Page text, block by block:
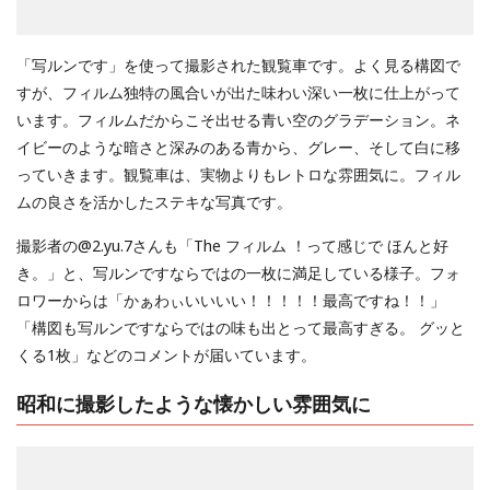
「写ルンです」を使って撮影された観覧車です。よく見る構図で
すが、フィルム独特の風合いが出た味わい深い一枚に仕上がって
います。フィルムだからこそ出せる青い空のグラデーション。ネ
イビーのような暗さと深みのある青から、グレー、そして白に移
っていきます。観覧車は、実物よりもレトロな雰囲気に。フィル
ムの良さを活かしたステキな写真です。
撮影者の@2.yu.7さんも「The フィルム ！って感じで ほんと好
き。」と、写ルンですならではの一枚に満足している様子。フォ
ロワーからは「かぁわぃいいいい！！！！！最高ですね！！」
「構図も写ルンですならではの味も出とって最高すぎる。 グッと
くる1枚」などのコメントが届いています。
昭和に撮影したような懐かしい雰囲気に